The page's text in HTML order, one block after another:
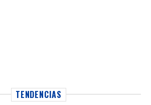
TENDENCIAS